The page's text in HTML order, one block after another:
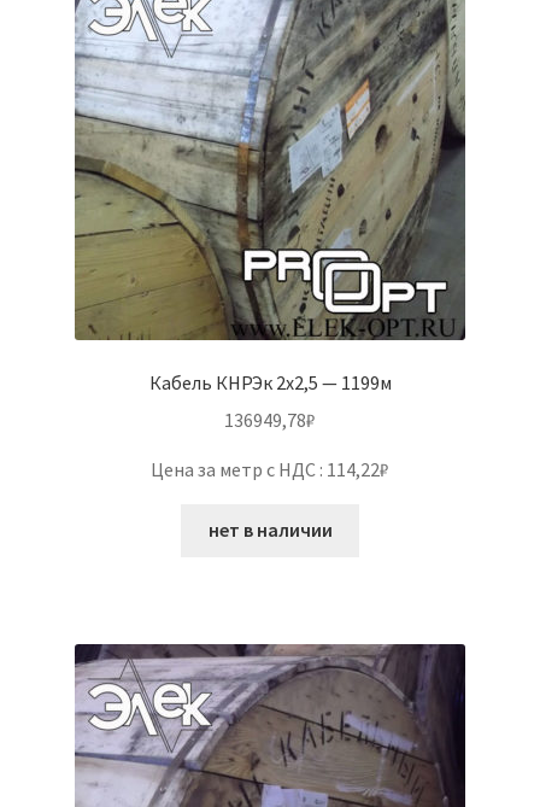
Кабель КНРЭк 2х2,5 — 1199м
136949,78₽
Цена за метр с НДС : 114,22₽
нет в наличии